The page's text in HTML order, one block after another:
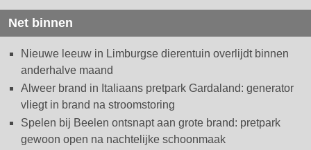
Net binnen
Nieuwe leeuw in Limburgse dierentuin overlijdt binnen
anderhalve maand
Alweer brand in Italiaans pretpark Gardaland: generator
vliegt in brand na stroomstoring
Spelen bij Beelen ontsnapt aan grote brand: pretpark
gewoon open na nachtelijke schoonmaak